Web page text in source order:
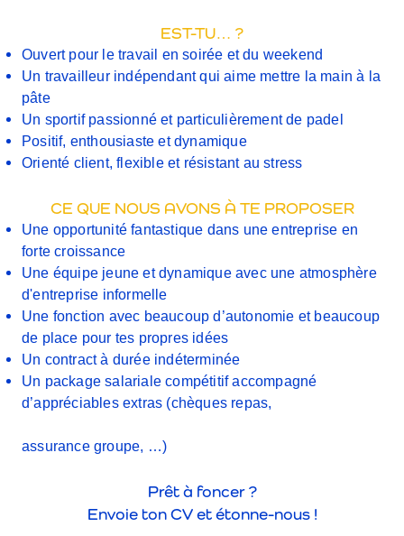
EST-TU… ?
Ouvert pour le travail en soirée et du weekend
Un travailleur indépendant qui aime mettre la main à la
pâte
Un sportif passionné et particulièrement de padel
Positif, enthousiaste et dynamique
Orienté client, flexible et résistant au stress
CE QUE NOUS AVONS À TE PROPOSER
Une opportunité fantastique dans une entreprise en
forte croissance
Une équipe jeune et dynamique avec une atmosphère
d'entreprise informelle
Une fonction avec beaucoup d’autonomie et beaucoup
de place pour tes propres idées
Un contract à durée indéterminée
Un package salariale compétitif accompagné
d’appréciables extras (chèques repas,
assurance groupe, …)
Prêt à foncer ?
Envoie ton CV et étonne-nous !